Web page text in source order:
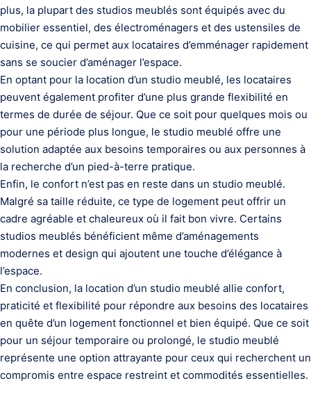
plus, la plupart des studios meublés sont équipés avec du
mobilier essentiel, des électroménagers et des ustensiles de
cuisine, ce qui permet aux locataires d’emménager rapidement
sans se soucier d’aménager l’espace.
En optant pour la location d’un studio meublé, les locataires
peuvent également profiter d’une plus grande flexibilité en
termes de durée de séjour. Que ce soit pour quelques mois ou
pour une période plus longue, le studio meublé offre une
solution adaptée aux besoins temporaires ou aux personnes à
la recherche d’un pied-à-terre pratique.
Enfin, le confort n’est pas en reste dans un studio meublé.
Malgré sa taille réduite, ce type de logement peut offrir un
cadre agréable et chaleureux où il fait bon vivre. Certains
studios meublés bénéficient même d’aménagements
modernes et design qui ajoutent une touche d’élégance à
l’espace.
En conclusion, la location d’un studio meublé allie confort,
praticité et flexibilité pour répondre aux besoins des locataires
en quête d’un logement fonctionnel et bien équipé. Que ce soit
pour un séjour temporaire ou prolongé, le studio meublé
représente une option attrayante pour ceux qui recherchent un
compromis entre espace restreint et commodités essentielles.